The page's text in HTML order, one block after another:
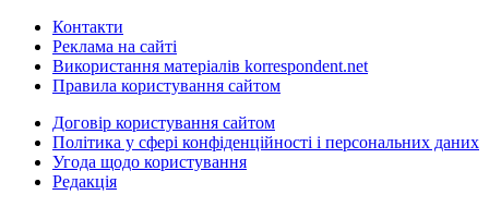
Контакти
Реклама на сайті
Використання матеріалів korrespondent.net
Правила користування сайтом
Договір користування сайтом
Політика у сфері конфіденційності і персональних даних
Угода щодо користування
Редакція